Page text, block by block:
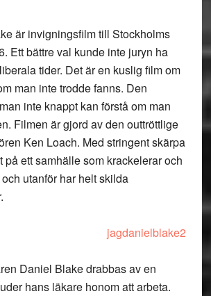
är invigningsfilm till Stockholms
Ett bättre val kunde inte juryn ha
tider. Det är en kuslig film om
man inte trodde fanns. Den
inte knappt kan förstå om man
Filmen är gjord av den outtröttlige
Ken Loach. Med stringent skärpa
på ett samhälle som krackelerar och
utanför har helt skilda
Daniel Blake drabbas av en
hans läkare honom att arbeta.